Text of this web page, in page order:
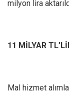
milyon lira
11 MİLYAR
Mal hizmet